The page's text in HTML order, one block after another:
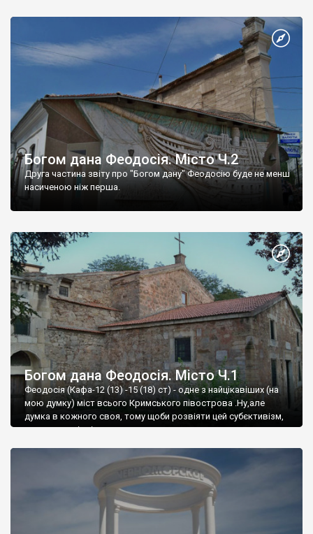
Богом дана Феодосія. Місто Ч.2
Друга частина звіту про "Богом дану" Феодосію буде не менш
насиченою ніж перша.
Богом дана Феодосія. Місто Ч.1
Феодосія (Кафа-12 (13) -15 (18) ст) - одне з найцікавіших (на
мою думку) міст всього Кримського півострова .Ну,але
думка в кожного своя, тому щоби розвіяти цей субєктивізм,
запрошую відвідати це